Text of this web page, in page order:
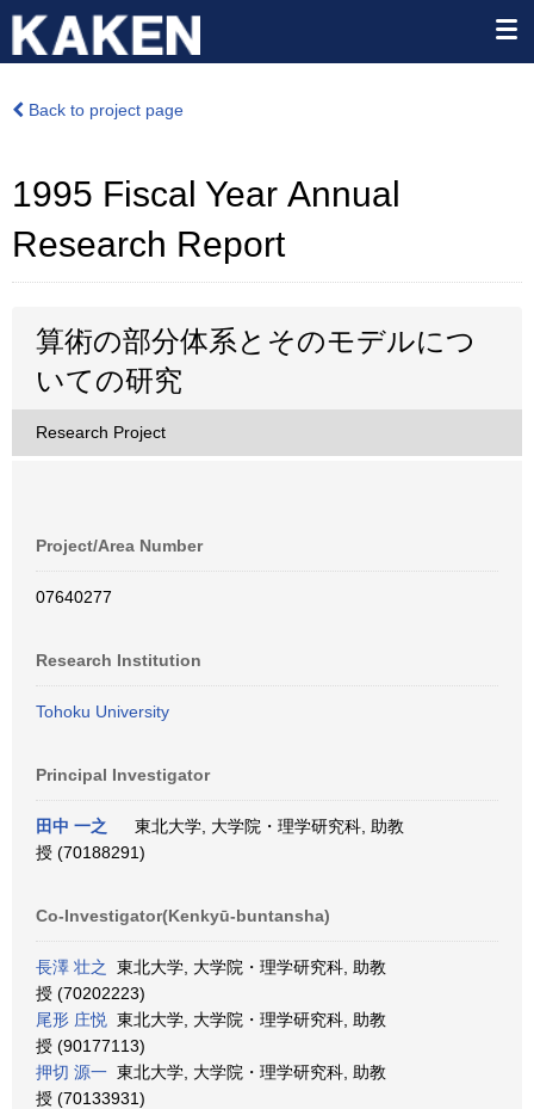
Back to project page
1995 Fiscal Year Annual
Research Report
算術の部分体系とそのモデルにつ
いての研究
Research Project
Project/Area Number
07640277
Research Institution
Tohoku University
Principal Investigator
田中 一之
東北大学, 大学院・理学研究科, 助教
授 (70188291)
Co-Investigator(Kenkyū-buntansha)
長澤 壮之
東北大学, 大学院・理学研究科, 助教
授 (70202223)
尾形 庄悦 東北大学, 大学院・理学研究科, 助教
授 (90177113)
押切 源一 東北大学, 大学院・理学研究科, 助教
授 (70133931)